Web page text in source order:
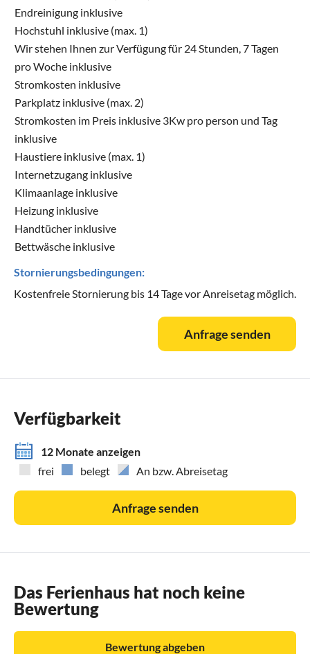
Endreinigung inklusive
Hochstuhl inklusive (max. 1)
Wir stehen Ihnen zur Verfügung für 24 Stunden, 7 Tagen
pro Woche inklusive
Stromkosten inklusive
Parkplatz inklusive (max. 2)
Stromkosten im Preis inklusive 3Kw pro person und Tag
inklusive
Haustiere inklusive (max. 1)
Internetzugang inklusive
Klimaanlage inklusive
Heizung inklusive
Handtücher inklusive
Bettwäsche inklusive
Stornierungsbedingungen:
Kostenfreie Stornierung bis 14 Tage vor Anreisetag möglich.
Anfrage senden
Verfügbarkeit
12 Monate anzeigen
frei
belegt An bzw. Abreisetag
Anfrage senden
Das Ferienhaus hat noch keine
Bewertung
Bewertung abgeben